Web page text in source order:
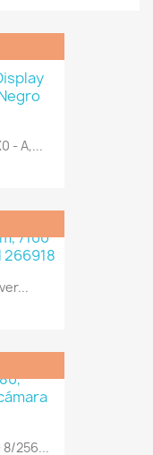
- A,...
8/256...